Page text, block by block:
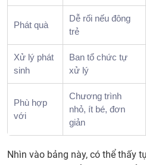
Phát quà
Dễ rối nếu đông
trẻ
Xử lý phát
sinh
Ban tổ chức tự
xử lý
Phù hợp
với
Chương trình
nhỏ, ít bé, đơn
giản
Nhìn vào bảng này, có thể thấy